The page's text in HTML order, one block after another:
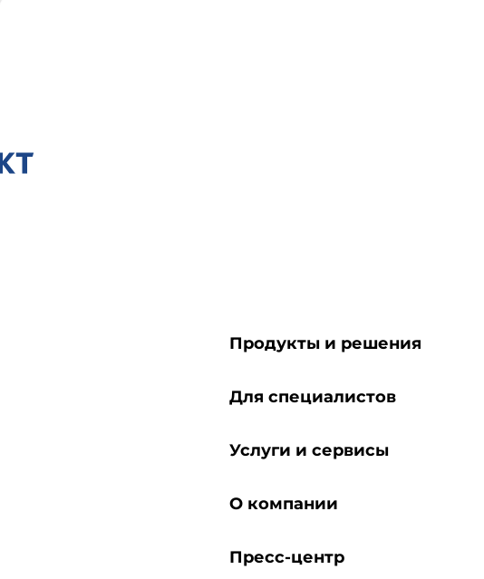
Продукты и решения
Для специалистов
Услуги и сервисы
О компании
Пресс-центр